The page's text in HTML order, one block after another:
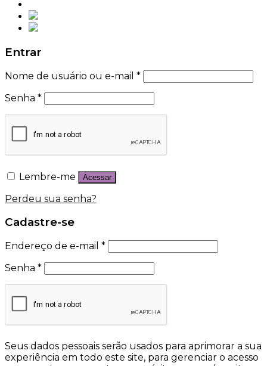
Entrar
Nome de usuário ou e-mail *
Senha *
Lembre-me Acessar
Perdeu sua senha?
Cadastre-se
Endereço de e-mail *
Senha *
Seus dados pessoais serão usados para aprimorar a sua
experiência em todo este site, para gerenciar o acesso